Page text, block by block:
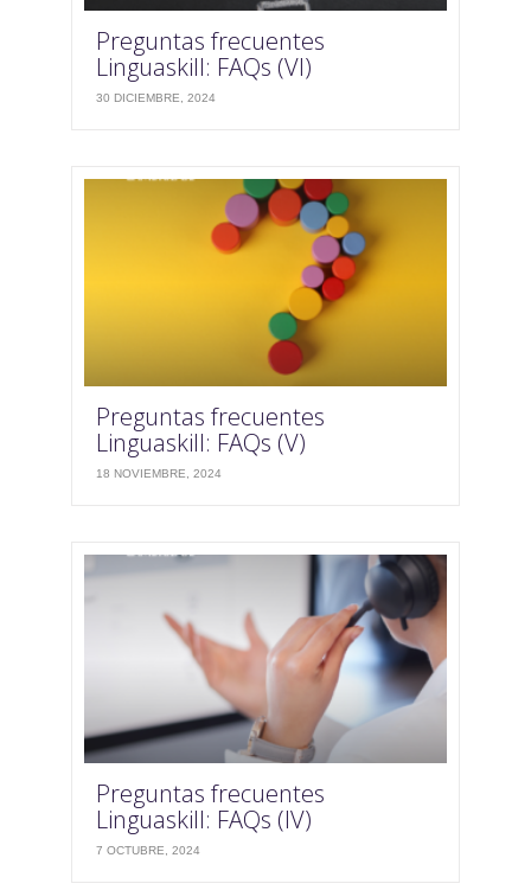
Preguntas frecuentes
Linguaskill: FAQs (VI)
30 DICIEMBRE, 2024
Preguntas frecuentes
Linguaskill: FAQs (V)
18 NOVIEMBRE, 2024
Preguntas frecuentes
Linguaskill: FAQs (IV)
7 OCTUBRE, 2024